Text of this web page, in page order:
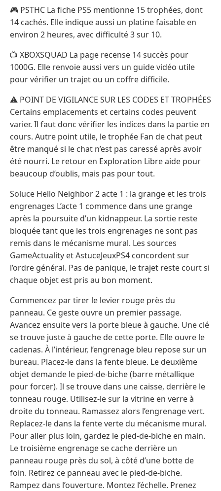
🎮 PSTHC La fiche PS5 mentionne 15 trophées, dont
14 cachés. Elle indique aussi un platine faisable en
environ 2 heures, avec difficulté 3 sur 10.
📺 XBOXSQUAD La page recense 14 succès pour
1000G. Elle renvoie aussi vers un guide vidéo utile
pour vérifier un trajet ou un coffre difficile.
⚠️ POINT DE VIGILANCE SUR LES CODES ET TROPHÉES
Certains emplacements et certains codes peuvent
varier. Il faut donc vérifier les indices dans la partie en
cours. Autre point utile, le trophée Fan de chat peut
être manqué si le chat n’est pas caressé après avoir
été nourri. Le retour en Exploration Libre aide pour
beaucoup d’oublis, mais pas pour tout.
Soluce Hello Neighbor 2 acte 1 : la grange et les trois
engrenages L’acte 1 commence dans une grange
après la poursuite d’un kidnappeur. La sortie reste
bloquée tant que les trois engrenages ne sont pas
remis dans le mécanisme mural. Les sources
GameActuality et AstuceJeuxPS4 concordent sur
l’ordre général. Pas de panique, le trajet reste court si
chaque objet est pris au bon moment.
Commencez par tirer le levier rouge près du
panneau. Ce geste ouvre un premier passage.
Avancez ensuite vers la porte bleue à gauche. Une clé
se trouve juste à gauche de cette porte. Elle ouvre le
cadenas. À l’intérieur, l’engrenage bleu repose sur un
bureau. Placez-le dans la fente bleue. Le deuxième
objet demande le pied-de-biche (barre métallique
pour forcer). Il se trouve dans une caisse, derrière le
tonneau rouge. Utilisez-le sur la vitrine en verre à
droite du tonneau. Ramassez alors l’engrenage vert.
Replacez-le dans la fente verte du mécanisme mural.
Pour aller plus loin, gardez le pied-de-biche en main.
Le troisième engrenage se cache derrière un
panneau rouge près du sol, à côté d’une botte de
foin. Retirez ce panneau avec le pied-de-biche.
Rampez dans l’ouverture. Montez l’échelle. Prenez